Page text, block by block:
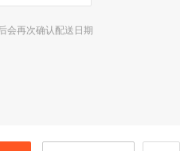
会再次确认配送日期